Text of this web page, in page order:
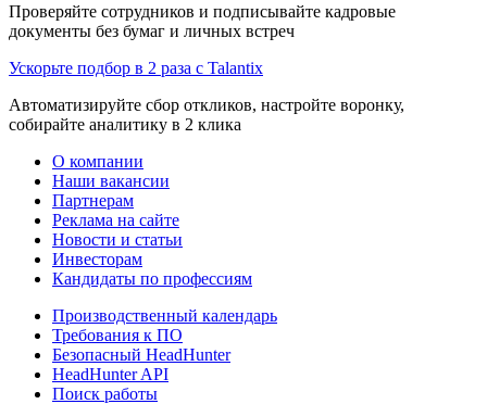
Проверяйте сотрудников и подписывайте кадровые
документы без бумаг и личных встреч
Ускорьте подбор в 2 раза с Talantix
Автоматизируйте сбор откликов, настройте воронку,
собирайте аналитику в 2 клика
О компании
Наши вакансии
Партнерам
Реклама на сайте
Новости и статьи
Инвесторам
Кандидаты по профессиям
Производственный календарь
Требования к ПО
Безопасный HeadHunter
HeadHunter API
Поиск работы